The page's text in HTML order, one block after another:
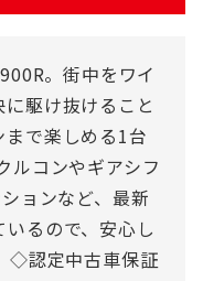
。街中をワイ
駆け抜けること
で楽しめる1台
ルコンやギアシフ
ョンなど、最新
るので、安心し
◇認定中古車保証